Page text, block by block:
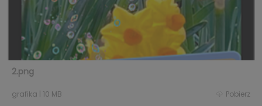
2.png
grafika 10 MB Pobierz